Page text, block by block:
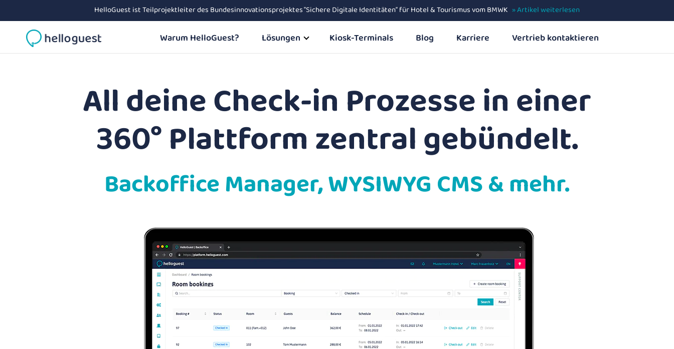
HelloGuest ist Teilprojektleiter des Bundesinnovationsprojektes "Sichere Digitale Identitäten“ für Hotel & Tourismus vom BMWK »Artikel weiterlesen
»Artikel weiterlesen
Warum HelloGuest? Lösungen Kiosk-Terminals Blog Karriere Vertrieb kontaktieren
All deine Check-in Prozesse in einer
360° Plattform zentral gebündelt.
Backoffice Manager, WYSIWYG CMS & mehr.